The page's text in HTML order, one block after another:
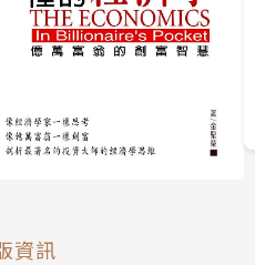
資訊